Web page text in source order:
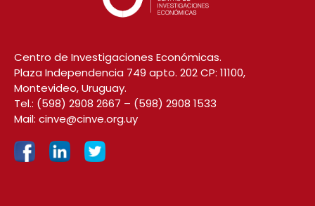
Centro de Investigaciones Económicas.
Plaza Independencia 749 apto. 202 CP: 11100,
Montevideo, Uruguay.
Tel.: (598) 2908 2667 – (598) 2908 1533
Mail: cinve@cinve.org.uy